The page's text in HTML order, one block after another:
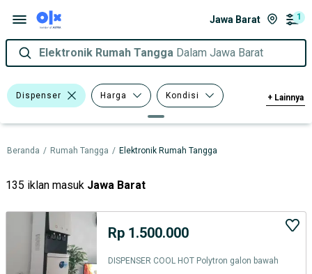
Jawa Barat 1
Elektronik Rumah Tangga Dalam Jawa Barat
Dispenser Harga Kondisi
Tipe
+ Lainnya
Beranda / Rumah Tangga / Elektronik Rumah Tangga
135 iklan masuk Jawa Barat
Rp 1.500.000
DISPENSER COOL HOT Polytron galon bawah